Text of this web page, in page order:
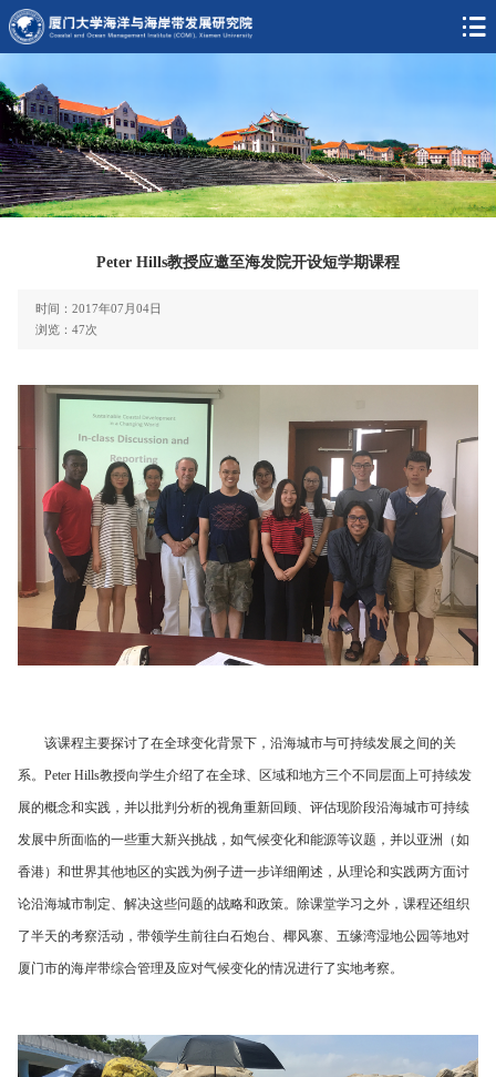
Peter Hills教授应邀至海发院开设短学期课程
时间：2017年07月04日
浏览： 47次
该课程主要探讨了在全球变化背景下，沿海城市与可持续发展之间的关
系。 Peter Hills教授向学生介绍了在全球、区域和地方三个不同层面上可持续发
展的概念和实践，并以批判分析的视角重新回顾、评估现阶段沿海城市可持续
发展中所面临的一些重大新兴挑战，如气候变化和能源等议题，并以亚洲（如
香港）和世界其他地区的实践为例子进一步详细阐述，从理论和实践两方面讨
论沿海城市制定、解决这些问题的战略和政策。除课堂学习之外，课程还组织
了半天的考察活动，带领学生前往白石炮台、椰风寨、五缘湾湿地公园等地对
厦门市的海岸带综合管理及应对气候变化的情况进行了实地考察。